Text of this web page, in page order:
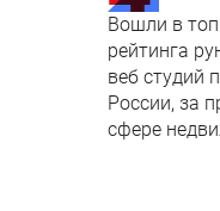
Вошли в
рейтинга
веб студий
России, за
сфере